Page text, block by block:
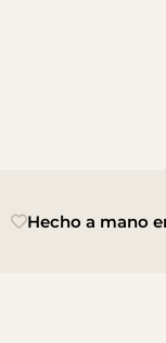
Hecho a mano